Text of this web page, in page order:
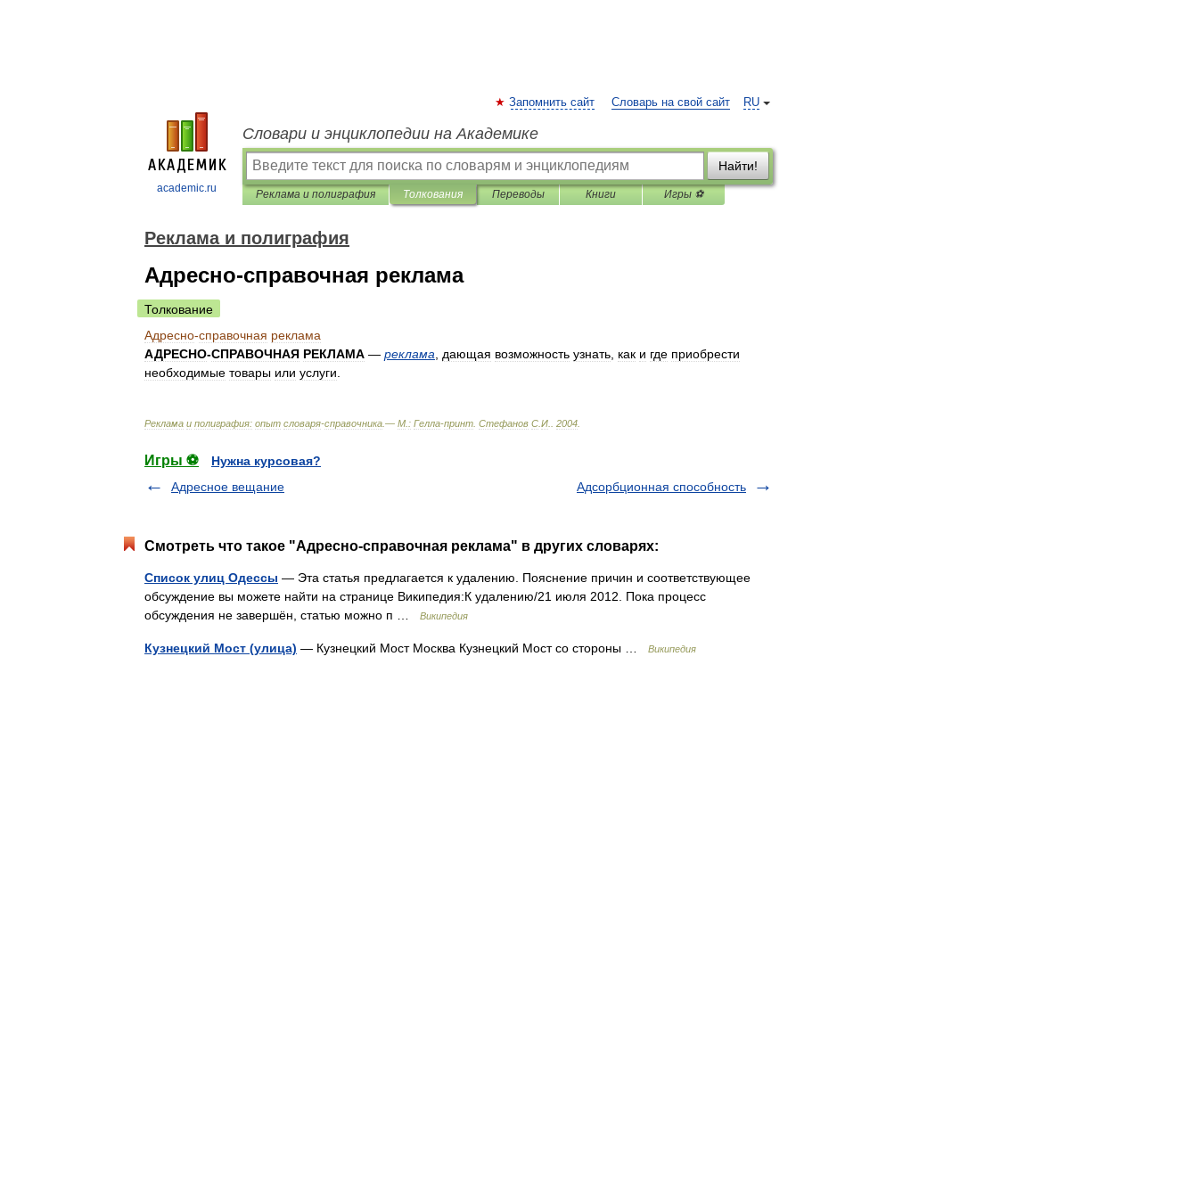
academic.ru
RU
Запомнить сайт Словарь на свой сайт
Словари и энциклопедии на Академике
Найти!
Реклама и полиграфия Толкования Переводы Книги Игры ⚽
Реклама и полиграфия
Адресно-справочная реклама
Толкование
Адресно-справочная реклама
АДРЕСНО-СПРАВОЧНАЯ РЕКЛАМА — реклама дающая возможность узнать как и где приобрести
необходимые товары или услуги
Реклама и полиграфия: опыт словаря-справочника .— М : Гелла-принт Стефанов С И 2004
Игры ⚽
Нужна курсовая?
Адресное вещание
Адсорбционная способность
Смотреть что такое "Адресно-справочная реклама" в других словарях:
Список улиц Одессы — Эта статья предлагается к удалению. Пояснение причин и соответствующее
обсуждение вы можете найти на странице Википедия:К удалению/21 июля 2012. Пока процесс
обсуждения не завершён, статью можно п …
Википедия
Кузнецкий Мост (улица) — Кузнецкий Мост Москва Кузнецкий Мост со стороны … Википедия